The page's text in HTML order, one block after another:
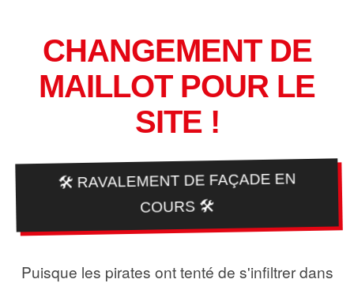
CHANGEMENT DE
MAILLOT POUR LE
SITE !
🛠️ RAVALEMENT DE FAÇADE EN
COURS 🛠️
Puisque les pirates ont tenté de s'infiltrer dans